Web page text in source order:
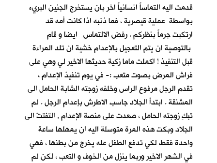
قدمت اليه التماساً انسانياً اخر بان يستخرج الجنين البريء
بواسطة عملية قيصرية ، فما ذنبه اذا كانت أمه قد
ارتكبت جرماً بنظركم . رفض الالتماس ايضا و قام
بالتوصية ان يتم التعجيل بالإعدام خشية ان تلد المراءة
قبل التنفيذ ! اكملت ماما زكية حديثها الاخير لي وهي على
فراش المرض بصوت متعب :- في يوم تنفيذ الإعدام ،
تقدم الرجل مرفوع الراس وخلفه زوجته الشابة الحامل الى
المشنقة . ابتدأ الجلاد جاسب الاطرش بإعدام الرجل . لم
تبكِ زوجته الحامل ، صعدت على منصة الإعدام , التفتتْ الى
الجلاد وبكت هذه المرة متوسلة اليه ان يمهلها ساعة
واحدة فقط لكي تدفع الطفل عله يخرج من بطنها ، فهي
في الشهر الاخير وربما ينزل من الخوف و التعب ، لكن لم